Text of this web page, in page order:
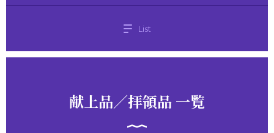
List
献上品／拝領品 一覧